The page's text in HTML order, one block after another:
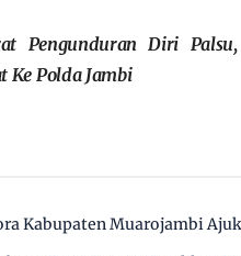
Pengunduran Diri
Ke Polda Jambi
Kabupaten Muarojambi